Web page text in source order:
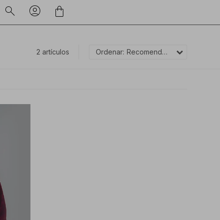
2 artículos Recomendados